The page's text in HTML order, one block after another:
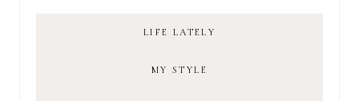
LIFE LATELY
MY STYLE